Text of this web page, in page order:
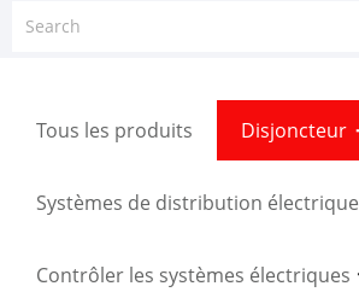
Tous les produits Disjoncteur
Systèmes de distribution électrique
Contrôler les systèmes électriques